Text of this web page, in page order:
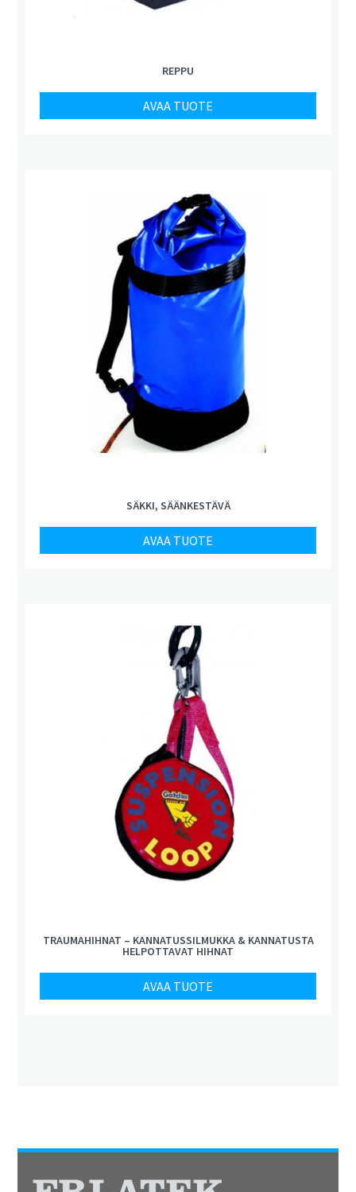
REPPU
AVAA TUOTE
SÄKKI, SÄÄNKESTÄVÄ
AVAA TUOTE
TRAUMAHIHNAT – KANNATUSSILMUKKA & KANNATUSTA
HELPOTTAVAT HIHNAT
AVAA TUOTE